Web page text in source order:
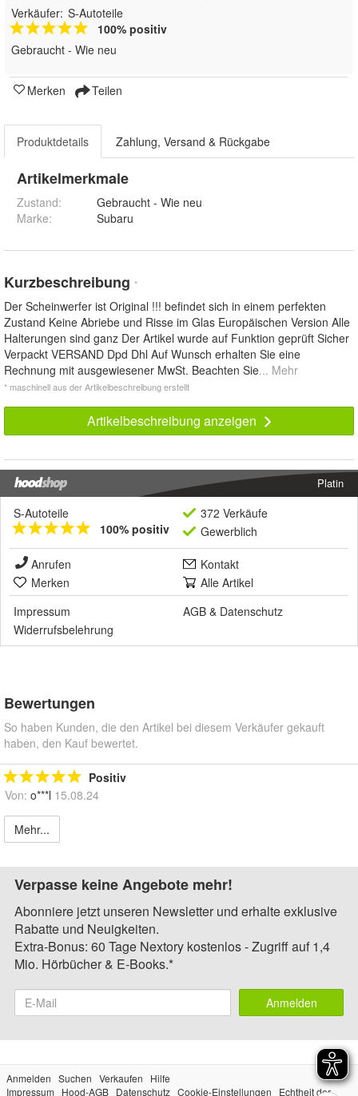
Verkäufer: S-Autoteile
100% positiv
Gebraucht - Wie neu
Merken Teilen
Produktdetails Zahlung, Versand & Rückgabe
Artikelmerkmale
Zustand:
Gebraucht - Wie neu
Marke:
Subaru
Kurzbeschreibung *
Der Scheinwerfer ist Original !!! befindet sich in einem perfekten
Zustand Keine Abriebe und Risse im Glas Europäischen Version Alle
Halterungen sind ganz Der Artikel wurde auf Funktion geprüft Sicher
Verpackt VERSAND Dpd Dhl Auf Wunsch erhalten Sie eine
Rechnung mit ausgewiesener MwSt. Beachten Sie... Mehr
* maschinell aus der Artikelbeschreibung erstellt
Artikelbeschreibung anzeigen
Platin
S-Autoteile
100% positiv
372 Verkäufe
Gewerblich
Anrufen
Kontakt
Merken
Alle Artikel
Impressum
AGB & Datenschutz
Widerrufsbelehrung
Bewertungen
So haben Kunden, die den Artikel bei diesem Verkäufer gekauft
haben, den Kauf bewertet.
Positiv
Von: o***l 15.08.24
Mehr...
Verpasse keine Angebote mehr!
Abonniere jetzt unseren Newsletter und erhalte exklusive
Rabatte und Neuigkeiten.
Extra-Bonus: 60 Tage Nextory kostenlos - Zugriff auf 1,4
Mio. Hörbücher & E-Books.*
Anmelden
Anmelden Suchen Verkaufen
Hilfe
Impressum
Hood-AGB Datenschutz Cookie-Einstellungen Echtheit der